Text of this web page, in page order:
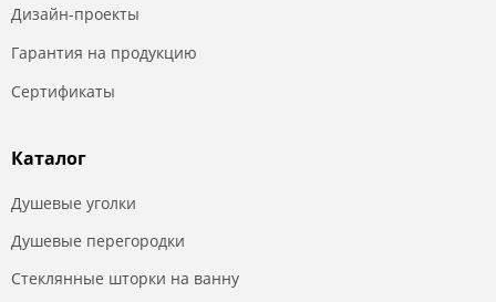
Дизайн-проекты
Гарантия на продукцию
Сертификаты
Каталог
Душевые уголки
Душевые перегородки
Стеклянные шторки на ванну